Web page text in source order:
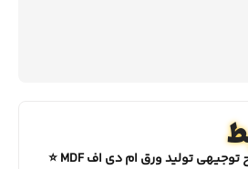
طرح توجیهی تولید ورق ام دی اف MDF ⭐️